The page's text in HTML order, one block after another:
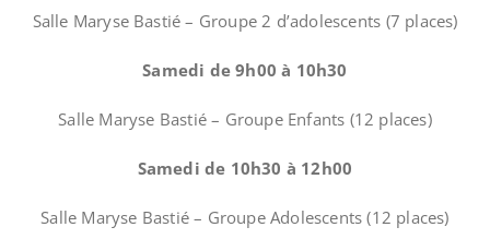
Salle Maryse Bastié – Groupe 2 d’adolescents (7 places)
Samedi de 9h00 à 10h30
Salle Maryse Bastié – Groupe Enfants (12 places)
Samedi de 10h30 à 12h00
Salle Maryse Bastié – Groupe Adolescents (12 places)